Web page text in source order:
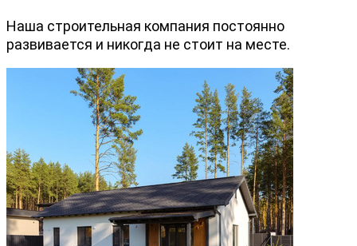
Наша строительная компания постоянно
развивается и никогда не стоит на месте.